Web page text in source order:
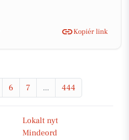
Kopiér link
6 7 ... 444
Lokalt nyt
Mindeord